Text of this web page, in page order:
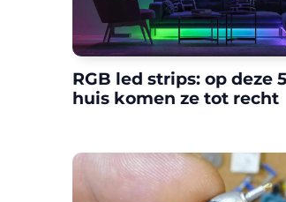
RGB led strips: op deze
huis komen ze tot recht